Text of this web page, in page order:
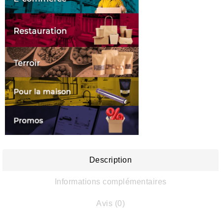
Description
Informations complémentaires
Avis (0)